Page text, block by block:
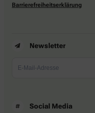
Barrierefreiheitserklärung
Newsletter
Social Media